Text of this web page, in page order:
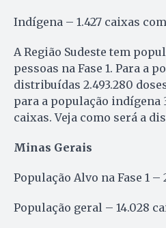
Indígena – 1.427 caixas
A Região Sudeste tem
pessoas na Fase 1. Para a
distribuídas 2.493.280
para a população indígena
caixas. Veja como será a
Minas Gerais
População Alvo na Fase 1 –
População geral – 14.028